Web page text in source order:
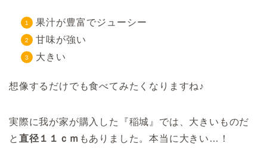
果汁が豊富でジューシー
甘味が強い
大きい
想像するだけでも食べてみたくなりますね♪
実際に我が家が購入した『稲城』では、大きいものだ
と 直径１１ｃｍ もありました。本当に大きい…！